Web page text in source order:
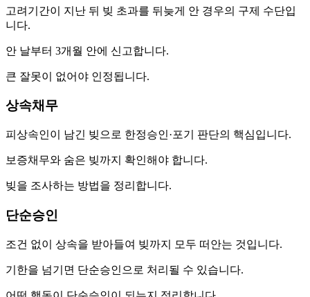
고려기간이 지난 뒤 빚 초과를 뒤늦게 안 경우의 구제 수단입
니다.
안 날부터 3개월 안에 신고합니다.
큰 잘못이 없어야 인정됩니다.
상속채무
피상속인이 남긴 빚으로 한정승인·포기 판단의 핵심입니다.
보증채무와 숨은 빚까지 확인해야 합니다.
빚을 조사하는 방법을 정리합니다.
단순승인
조건 없이 상속을 받아들여 빚까지 모두 떠안는 것입니다.
기한을 넘기면 단순승인으로 처리될 수 있습니다.